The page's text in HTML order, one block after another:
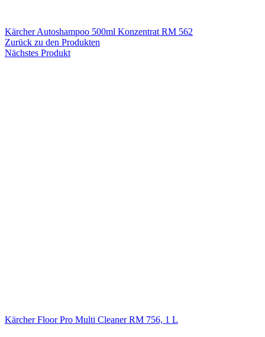
Kärcher Autoshampoo 500ml Konzentrat RM 562
Zurück zu den Produkten
Nächstes Produkt
Kärcher Floor Pro Multi Cleaner RM 756, 1 L